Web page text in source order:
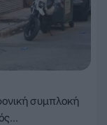
συμπλοκή